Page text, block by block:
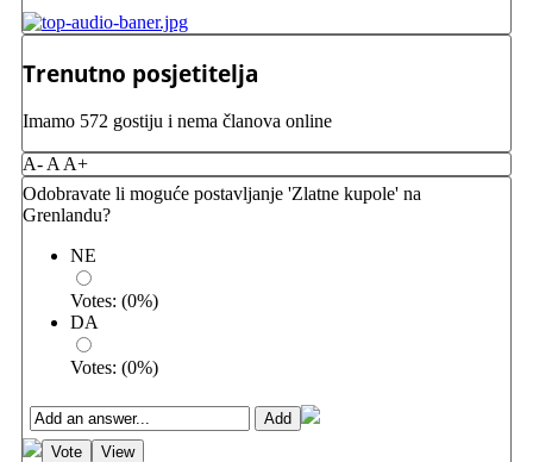
Trenutno posjetitelja
Imamo 572 gostiju i nema članova online
A- A A+
Odobravate li moguće postavljanje 'Zlatne kupole' na
Grenlandu?
NE
Votes: (0%)
DA
Votes: (0%)